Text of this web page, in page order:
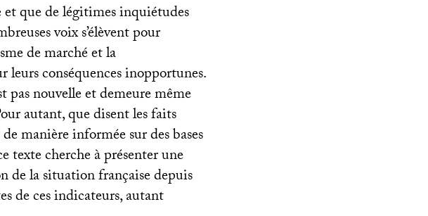
que de légitimes inquiétudes
voix s’élèvent pour
de marché et la
conséquences inopportunes.
pas nouvelle et demeure même
autant, que disent les faits
manière informée sur des bases
texte cherche à présenter une
de la situation française depuis
de ces indicateurs, autant